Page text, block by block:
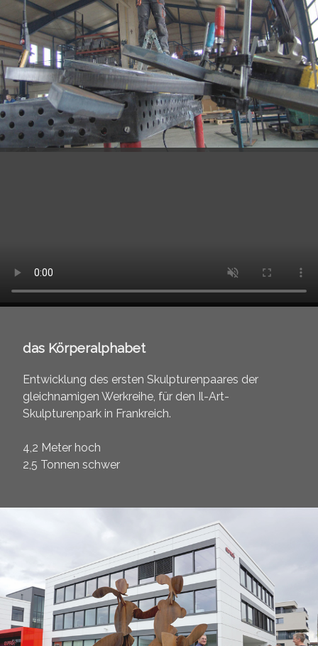
das Körperalphabet
Entwicklung des ersten Skulpturenpaares der
gleichnamigen Werkreihe, für den Il-Art-
Skulpturenpark in Frankreich.
4,2 Meter hoch
2,5 Tonnen schwer